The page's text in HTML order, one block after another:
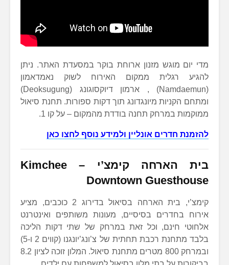
מדי יום מוגש מזנון ארוחת בוקר במסעדת האתר. ניתן
להגיע רגלית ממקום האירוח לשוק נאמדאמון
(Namdaemun) , ארמון דיוקסוגונג (Deoksugung)
ומתחם הקניות מיונגדונג תוך דקות ספורות. תחנת סיאול
ממוקמות במרחק תחנה בודדת מהמקום – על קו 1.
להזמנת חדרים אונליין ולמידע נוסף לחצו כאן
בית הארחה קימצ’י –
Kimchee
Downtown Guesthouse
קימצ’י, בית הארחה בסיאול בדירוג 2 כוכבים, מציע
אירוח בחדרים בסיסיים, מעונות משותפים ואינטרנט
אלחוטי חינם, וכל זאת במרחק של שתי דקות הליכה
בלבד מתחנת רכבת תחתית של צ’ונג’יונגנו (קווים 2 ו-5)
ובמרחק 800 מטרים מתחנת סיאול. המלון זוכה לציון 8.2